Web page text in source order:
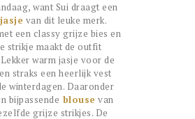
want Sui draagt een
van dit leuke merk.
een classy grijze bies en
strikje maakt de outfit
warm jasje voor de
straks een heerlijk vest
winterdagen. Daaronder
bijpassende blouse van
grijze strikjes. De